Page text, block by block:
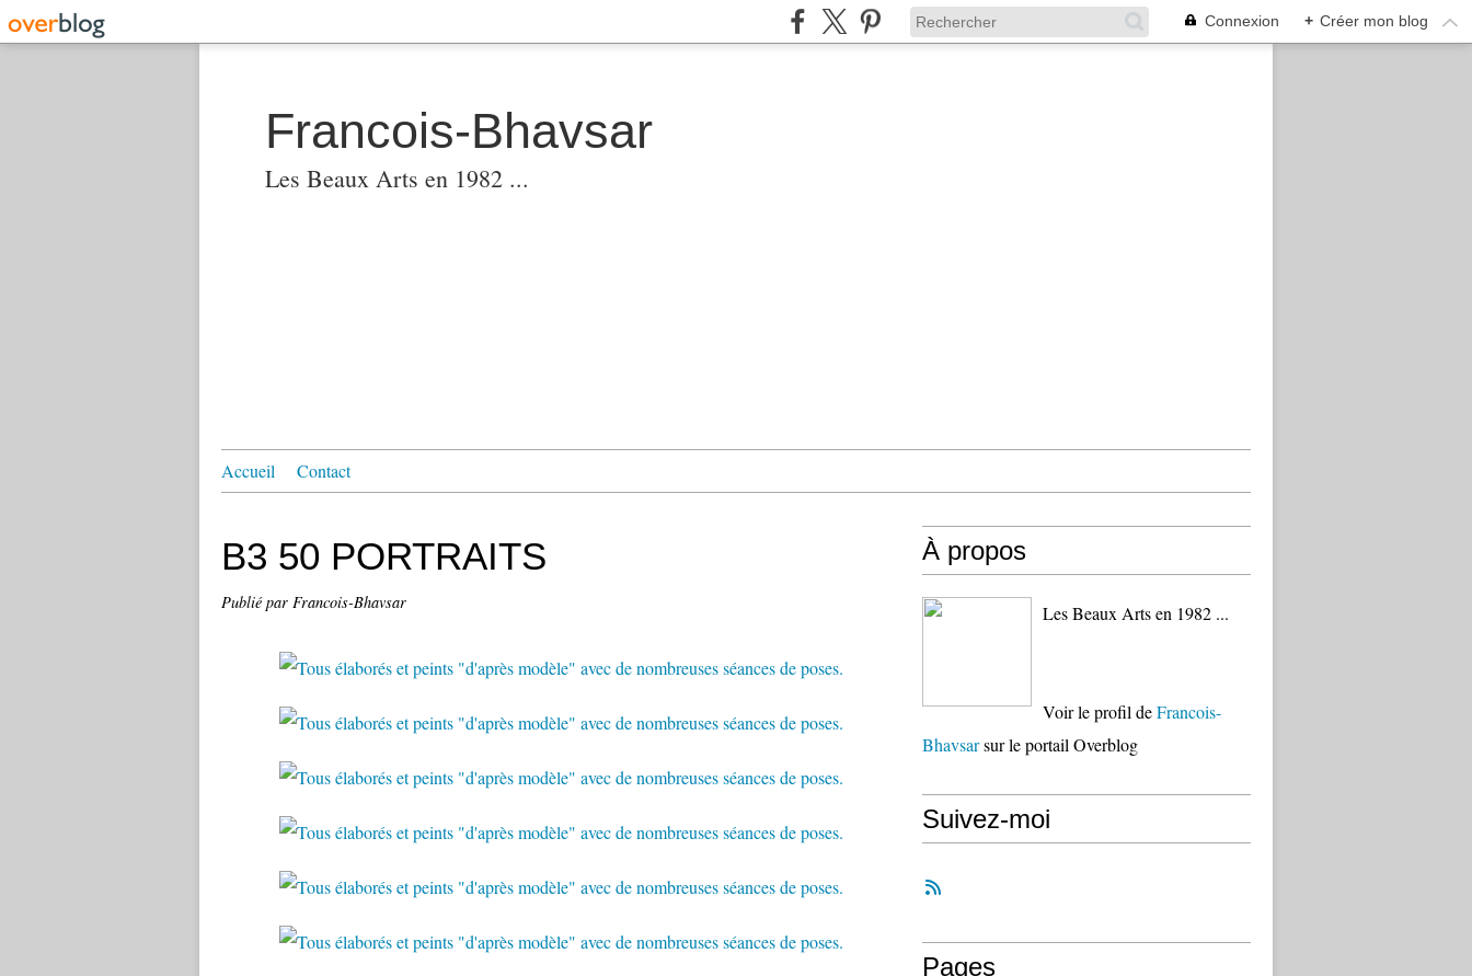
Connexion + Créer mon blog
Francois-Bhavsar
Les Beaux Arts en 1982 ...
Accueil Contact
B3 50 PORTRAITS
Publié par Francois-Bhavsar
À propos
Les Beaux Arts en 1982 ...
Voir le profil deFrancois-
Bhavsarsur le portail Overblog
Suivez-moi
Pages